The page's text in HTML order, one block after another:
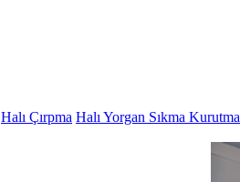
Halı Çırpma Halı Yorgan Sıkma Kurutma